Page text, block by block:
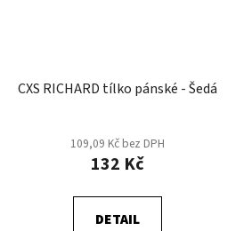
CXS RICHARD tílko pánské - Šedá
109,09 Kč bez DPH
132 Kč
DETAIL